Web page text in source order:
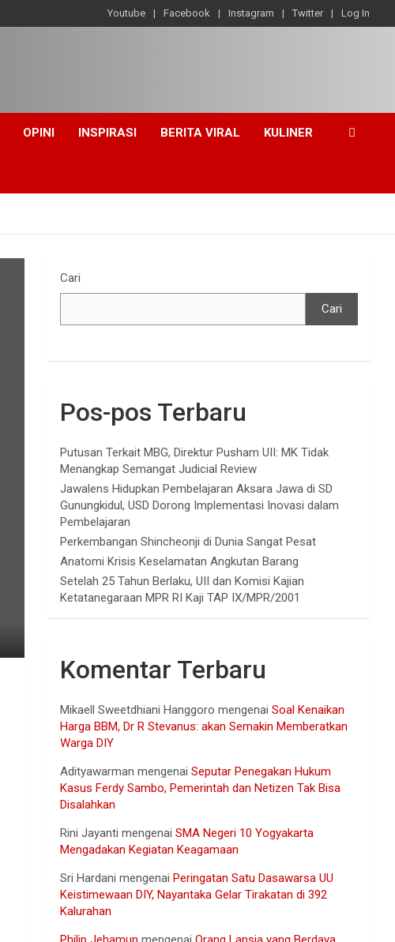
Youtube Facebook Instagram Twitter Log In
OPINI INSPIRASI BERITA VIRAL KULINER
Cari
Cari
Pos-pos Terbaru
Putusan Terkait MBG, Direktur Pusham UII: MK Tidak
Menangkap Semangat Judicial Review
Jawalens Hidupkan Pembelajaran Aksara Jawa di SD
Gunungkidul, USD Dorong Implementasi Inovasi dalam
Pembelajaran
Perkembangan Shincheonji di Dunia Sangat Pesat
Anatomi Krisis Keselamatan Angkutan Barang
Setelah 25 Tahun Berlaku, UII dan Komisi Kajian
Ketatanegaraan MPR RI Kaji TAP IX/MPR/2001
Komentar Terbaru
Mikaell Sweetdhiani Hanggoro mengenaiSoal Kenaikan
Harga BBM, Dr R Stevanus: akan Semakin Memberatkan
Warga DIY
Adityawarman mengenaiSeputar Penegakan Hukum
Kasus Ferdy Sambo, Pemerintah dan Netizen Tak Bisa
Disalahkan
Rini Jayanti mengenaiSMA Negeri 10 Yogyakarta
Mengadakan Kegiatan Keagamaan
Sri Hardani mengenaiPeringatan Satu Dasawarsa UU
Keistimewaan DIY, Nayantaka Gelar Tirakatan di 392
Kalurahan